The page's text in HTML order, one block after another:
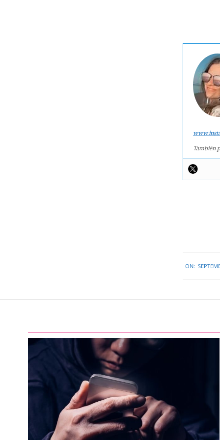
También
09-
12
ON: